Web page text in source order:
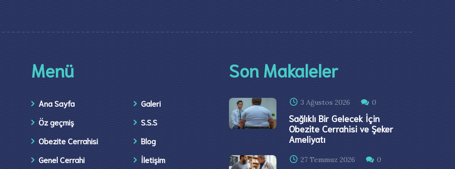
Menü
Ana Sayfa
Öz geçmiş
Obezite Cerrahisi
Genel Cerrahi
Galeri
S.S.S
Blog
İletişim​
Son Makaleler
3 Ağustos 2026 0
Sağlıklı Bir Gelecek İçin
Obezite Cerrahisi ve Şeker
Ameliyatı
27 Temmuz 2026 0